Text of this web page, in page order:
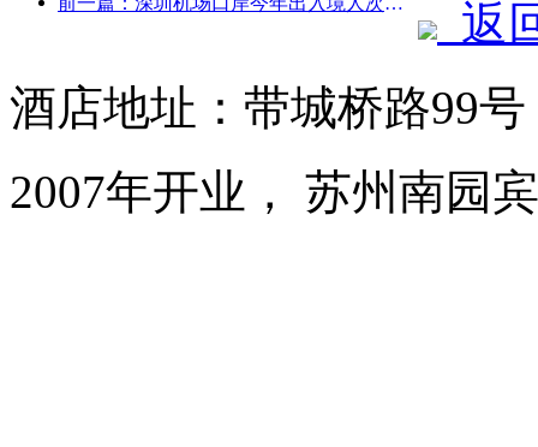
返
酒店地址：带城桥路99
2007年开业， 苏州南